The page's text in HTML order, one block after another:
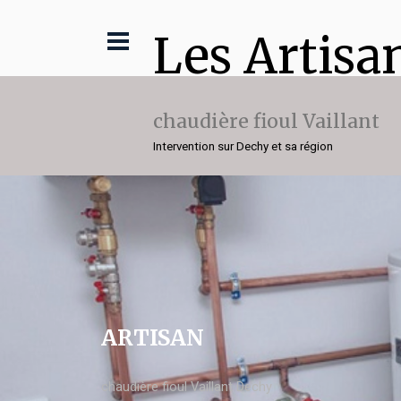
Les
chaudière fioul Vaillant
Intervention sur Dechy et sa région
ARTISAN
chaudière fioul Vaillant Dechy